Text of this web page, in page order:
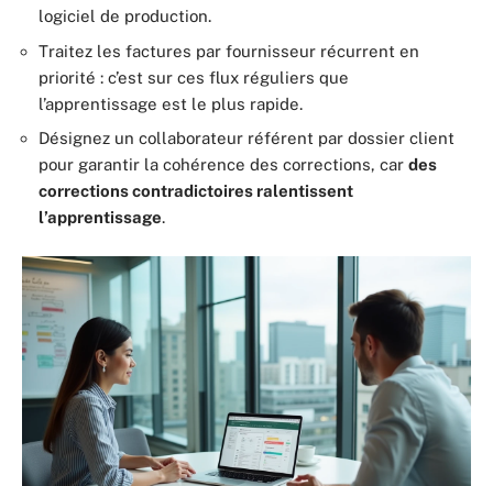
logiciel de production.
Traitez les factures par fournisseur récurrent en
priorité : c’est sur ces flux réguliers que
l’apprentissage est le plus rapide.
Désignez un collaborateur référent par dossier client
pour garantir la cohérence des corrections, car des
corrections contradictoires ralentissent
l’apprentissage.